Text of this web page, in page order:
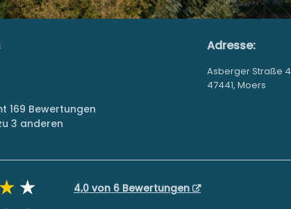
169 Bewertungen
3 anderen
Adresse:
Asberger Straße 4
47441, Moers
4,0 von 6 Bewertungen